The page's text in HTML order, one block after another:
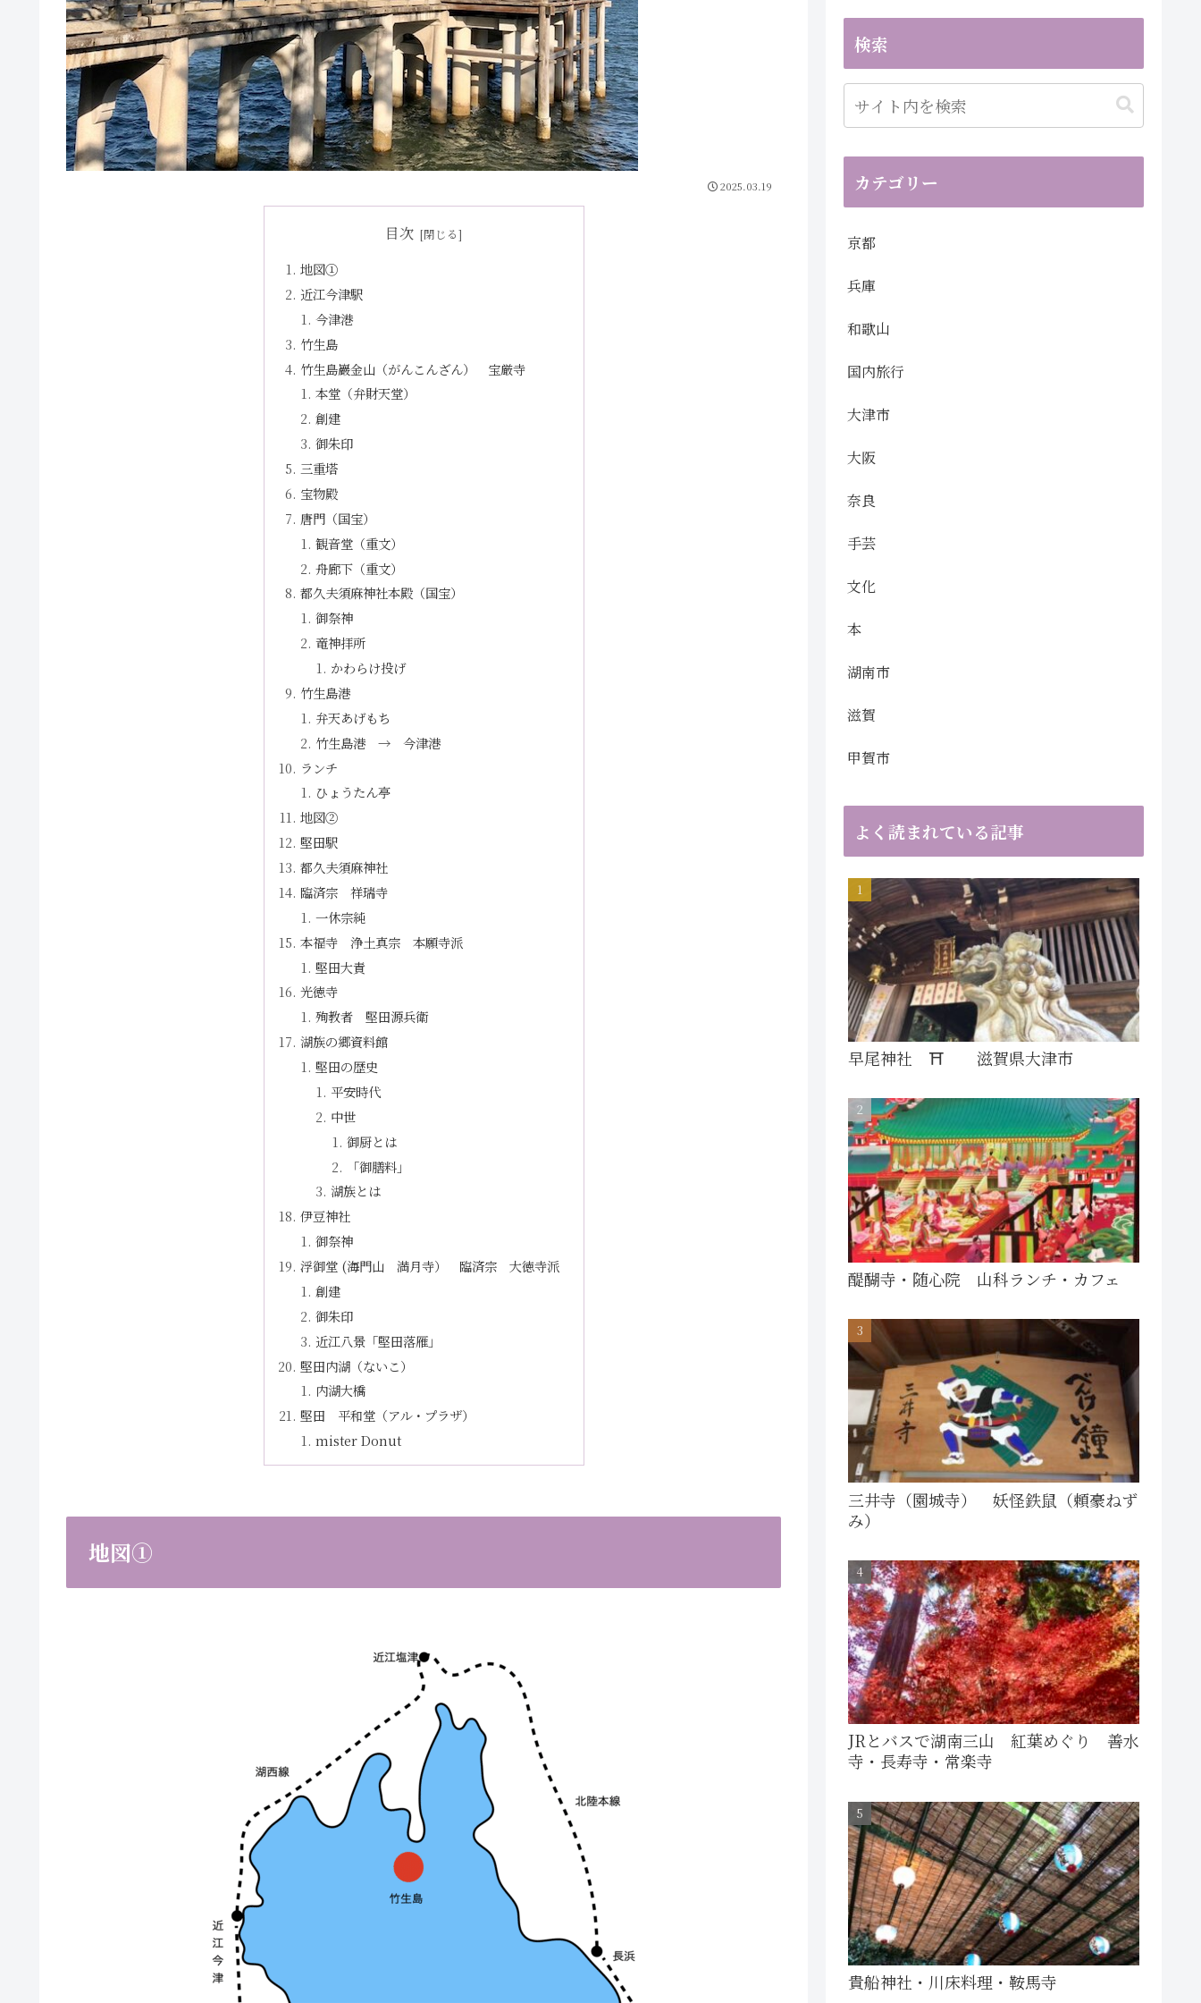
2025.03.19
目次
地図①
近江今津駅
今津港
竹生島
竹生島巖金山（がんこんざん） 宝厳寺
本堂（弁財天堂）
創建
御朱印
三重塔
宝物殿
唐門（国宝）
観音堂（重文）
舟廊下（重文）
都久夫須麻神社本殿（国宝）
御祭神
竜神拝所
かわらけ投げ
竹生島港
弁天あげもち
竹生島港 → 今津港
ランチ
ひょうたん亭
地図②
堅田駅
都久夫須麻神社
臨済宗 祥瑞寺
一休宗純
本福寺 浄土真宗 本願寺派
堅田大責
光徳寺
殉教者 堅田源兵衛
湖族の郷資料館
堅田の歴史
平安時代
中世
御厨とは
「御膳料」
湖族とは
伊豆神社
御祭神
浮御堂 (海門山 満月寺） 臨済宗 大徳寺派
創建
御朱印
近江八景「堅田落雁」
堅田内湖（ないこ）
内湖大橋
堅田 平和堂（アル・プラザ）
mister Donut
地図①
検索
カテゴリー
京都
兵庫
和歌山
国内旅行
大津市
大阪
奈良
手芸
文化
本
湖南市
滋賀
甲賀市
よく読まれている記事
早尾神社 ⛩ 滋賀県大津市
醍醐寺・随心院 山科ランチ・カフェ
三井寺（園城寺） 妖怪鉄鼠（頼豪ねず
み）
JRとバスで湖南三山 紅葉めぐり 善水
寺・長寿寺・常楽寺
貴船神社・川床料理・鞍馬寺